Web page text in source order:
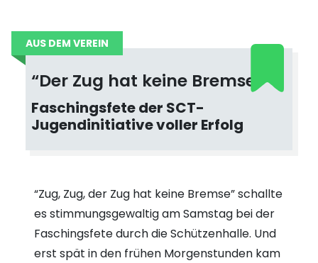
AUS DEM VEREIN
“Der Zug hat keine Bremse”
Faschingsfete der SCT-
Jugendinitiative voller Erfolg
“Zug, Zug, der Zug hat keine Bremse” schallte
es stimmungsgewaltig am Samstag bei der
Faschingsfete durch die Schützenhalle. Und
erst spät in den frühen Morgenstunden kam